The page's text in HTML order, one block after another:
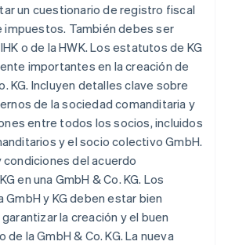
un cuestionario de registro fiscal
impuestos. También debes ser
o de la HWK. Los estatutos de KG
importantes en la creación de
KG. Incluyen detalles clave sobre
de la sociedad comanditaria y
entre todos los socios, incluidos
y el socio colectivo GmbH.
del acuerdo
en una GmbH & Co. KG. Los
y KG deben estar bien
la creación y el buen
la GmbH & Co. KG. La nueva